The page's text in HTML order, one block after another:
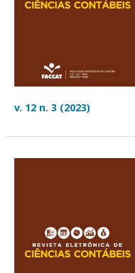
v. 12 n. 3 (2023)